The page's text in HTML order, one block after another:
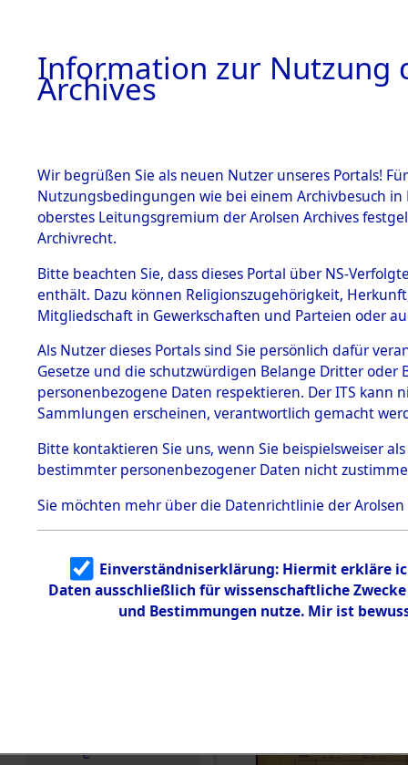
BESTÄNDE
1.
mente
5. Verschiedenes
5.3
Todesmärsche
5.3.1 Alliierte
Erhebungen
zu
Todesmärsch
en
5.3.2
Identifizierun
g
5.3.3
Todesmärsch
e
Dead -
Branch -
0015
Information zur Nutzung
Archives
Wir begrüßen Sie als neuen Nutzer unseres Portals!
Nutzungsbedingungen wie bei einem Archivbesuch
oberstes Leitungsgremium der Arolsen Archives
Archivrecht.
Bitte beachten Sie, dass dieses Portal über NS-
enthält. Dazu können Religionszugehörigkeit,
Mitgliedschaft in Gewerkschaften und Parteien oder
Als Nutzer dieses Portals sind Sie persönlich dafür
Gesetze und die schutzwürdigen Belange Dritter
personenbezogene Daten respektieren. Der ITS
Sammlungen erscheinen, verantwortlich gemacht
Bitte kontaktieren Sie uns, wenn Sie beispielsweiser
bestimmter personenbezogener Daten nicht
Sie möchten mehr über die Datenrichtlinie der Arolsen
Einverständniserklärung: Hiermit erkläre
Daten ausschließlich für wissenschaftliche
und Bestimmungen nutze. Mir ist